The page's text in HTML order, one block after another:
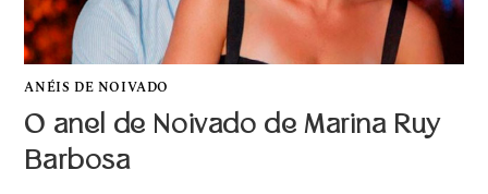
ANÉIS DE NOIVADO
O anel de Noivado de Marina Ruy
Barbosa